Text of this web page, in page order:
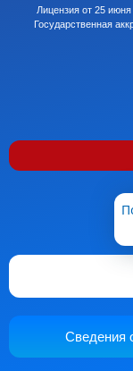
Лицензия от 25
Государственная
Сведения